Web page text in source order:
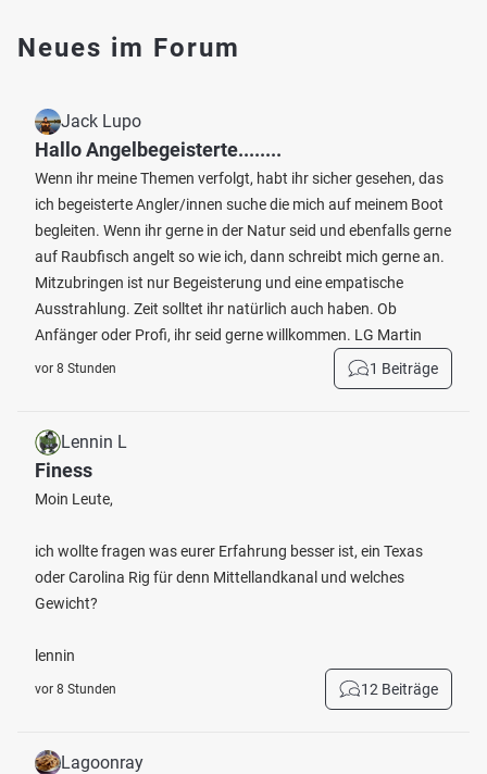
Neues im Forum
Jack Lupo
Hallo Angelbegeisterte........
Wenn ihr meine Themen verfolgt, habt ihr sicher gesehen, das
ich begeisterte Angler/innen suche die mich auf meinem Boot
begleiten. Wenn ihr gerne in der Natur seid und ebenfalls gerne
auf Raubfisch angelt so wie ich, dann schreibt mich gerne an.
Mitzubringen ist nur Begeisterung und eine empatische
Ausstrahlung. Zeit solltet ihr natürlich auch haben. Ob
Anfänger oder Profi, ihr seid gerne willkommen. LG Martin
vor 8 Stunden 1 Beiträge
Lennin L
Finess
Moin Leute,
ich wollte fragen was eurer Erfahrung besser ist, ein Texas
oder Carolina Rig für denn Mittellandkanal und welches
Gewicht?
lennin
vor 8 Stunden 12 Beiträge
Lagoonray